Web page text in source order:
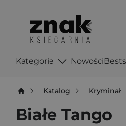
Kategorie Nowości
Katalog Kryminał
Białe Tango